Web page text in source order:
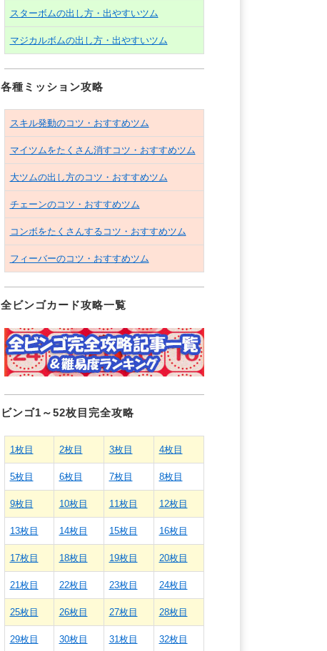
スターボムの出し方・出やすいツム
マジカルボムの出し方・出やすいツム
各種ミッション攻略
スキル発動のコツ・おすすめツム
マイツムをたくさん消すコツ・おすすめツム
大ツムの出し方のコツ・おすすめツム
チェーンのコツ・おすすめツム
コンボをたくさんするコツ・おすすめツム
フィーバーのコツ・おすすめツム
全ビンゴカード攻略一覧
ビンゴ1～52枚目完全攻略
1枚目 2枚目 3枚目 4枚目
5枚目 6枚目 7枚目 8枚目
9枚目 10枚目 11枚目 12枚目
13枚目 14枚目 15枚目 16枚目
17枚目 18枚目 19枚目 20枚目
21枚目 22枚目 23枚目 24枚目
25枚目 26枚目 27枚目 28枚目
29枚目 30枚目 31枚目 32枚目